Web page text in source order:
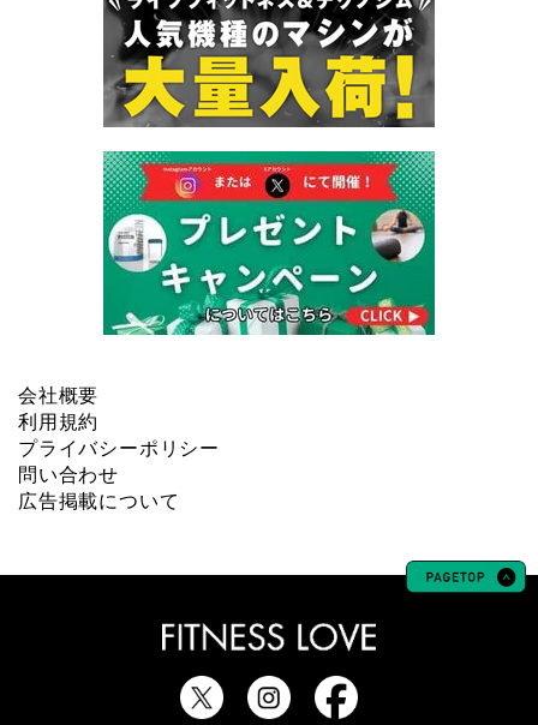
会社概要
利用規約
プライバシーポリシー
問い合わせ
広告掲載について